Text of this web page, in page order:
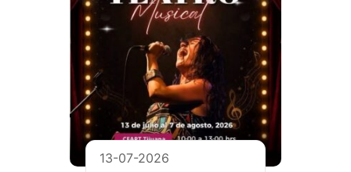
13-07-2026